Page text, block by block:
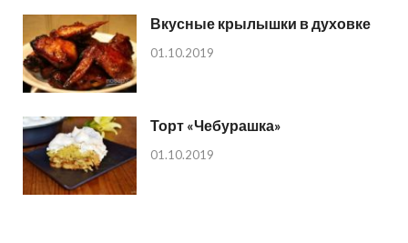
Вкусные крылышки в духовке
01.10.2019
Торт «Чебурашка»
01.10.2019